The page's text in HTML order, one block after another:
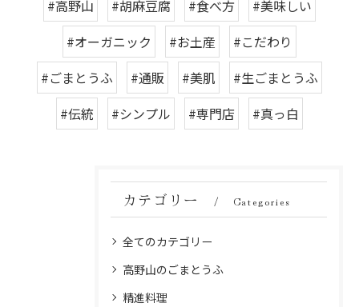
#高野山 #胡麻豆腐 #食べ方
#美味しい
#オーガニック
#お土産
#こだわり
#ごまとうふ
#通販 #美肌
#生ごまとうふ
#伝統
#シンプル #専門店 #真っ白
カテゴリー Categories
全てのカテゴリー
高野山のごまとうふ
精進料理